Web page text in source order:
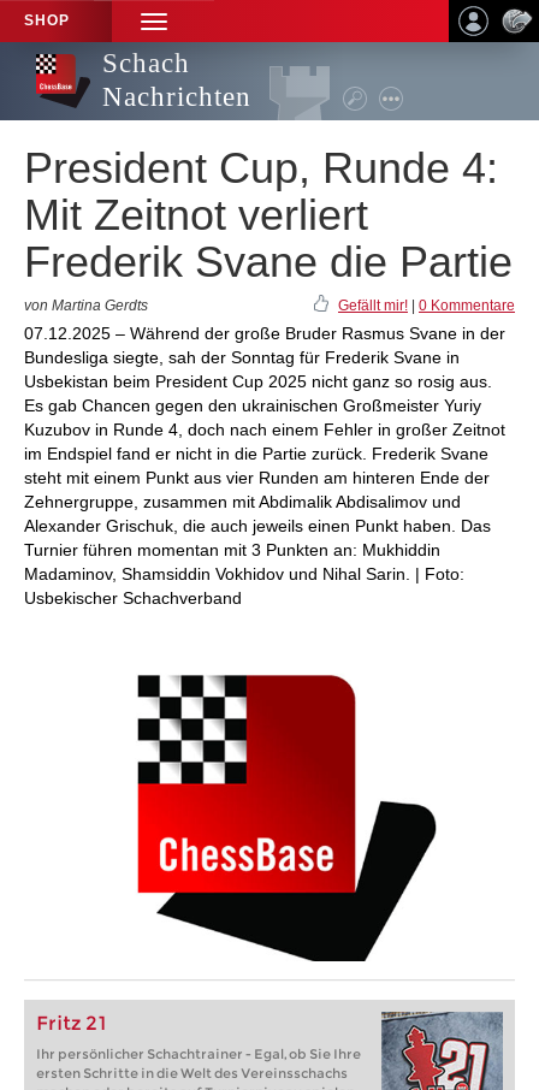
SHOP
TOGGLE
NAVIGATION
Schach
Nachrichten
President Cup, Runde 4:
Mit Zeitnot verliert
Frederik Svane die Partie
von Martina Gerdts Gefällt mir! 0 Kommentare
07.12.2025 – Während der große Bruder Rasmus Svane in der
Bundesliga siegte, sah der Sonntag für Frederik Svane in
Usbekistan beim President Cup 2025 nicht ganz so rosig aus.
Es gab Chancen gegen den ukrainischen Großmeister Yuriy
Kuzubov in Runde 4, doch nach einem Fehler in großer Zeitnot
im Endspiel fand er nicht in die Partie zurück. Frederik Svane
steht mit einem Punkt aus vier Runden am hinteren Ende der
Zehnergruppe, zusammen mit Abdimalik Abdisalimov und
Alexander Grischuk, die auch jeweils einen Punkt haben. Das
Turnier führen momentan mit 3 Punkten an: Mukhiddin
Madaminov, Shamsiddin Vokhidov und Nihal Sarin. | Foto:
Usbekischer Schachverband
Fritz 21
Ihr persönlicher Schachtrainer - Egal, ob Sie Ihre
ersten Schritte in die Welt des Vereinsschachs